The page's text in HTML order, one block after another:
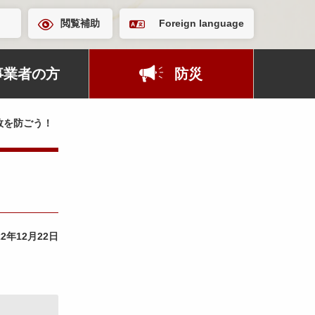
閲覧補助 Foreign language
業者の方 防災
防ごう！
年12月22日